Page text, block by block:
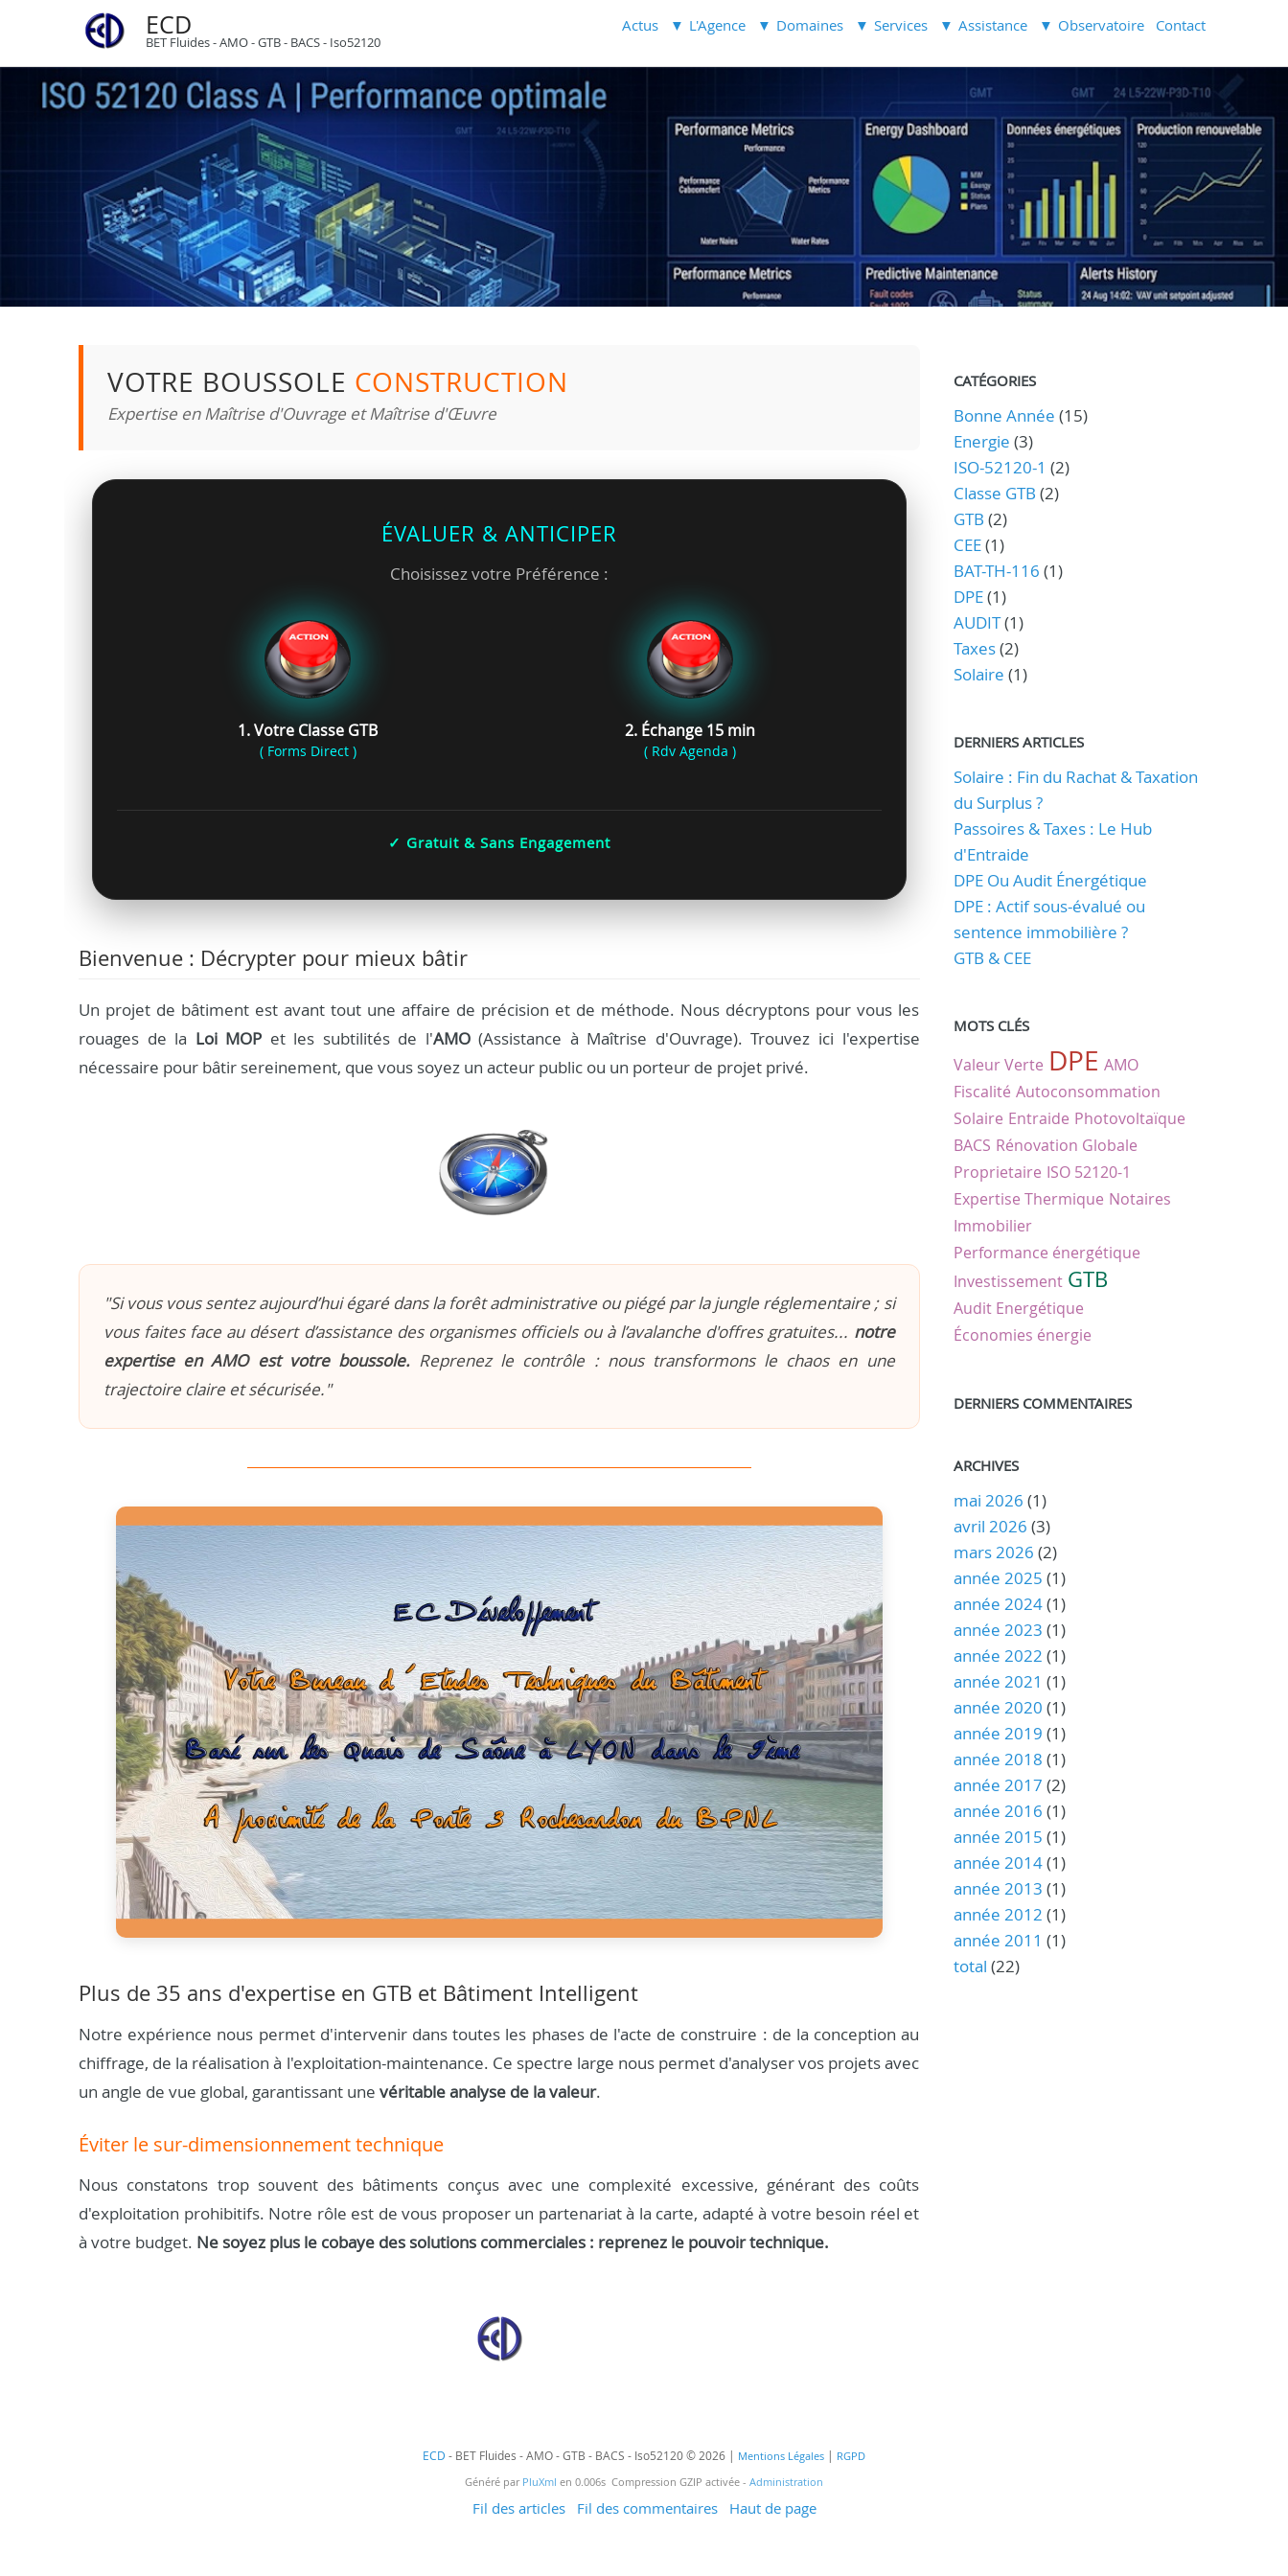
ECD
BET Fluides - AMO - GTB - BACS - Iso52120
Actus L'Agence Domaines Services Assistance Observatoire Contact
VOTRE BOUSSOLE CONSTRUCTION
Expertise en Maîtrise d'Ouvrage et Maîtrise d'Œuvre
ÉVALUER & ANTICIPER
Choisissez votre Préférence :
1. Votre Classe GTB
( Forms Direct )
2. Échange 15 min
( Rdv Agenda )
✓ Gratuit & Sans Engagement
Bienvenue : Décrypter pour mieux bâtir
Un projet de bâtiment est avant tout une affaire de précision et de méthode. Nous décryptons pour vous les
rouages de la Loi MOP et les subtilités de l'AMO(Assistance à Maîtrise d'Ouvrage). Trouvez ici l'expertise
nécessaire pour bâtir sereinement, que vous soyez un acteur public ou un porteur de projet privé.
"Si vous vous sentez aujourd’hui égaré dans la forêt administrative ou piégé par la jungle réglementaire ; si
vous faites face au désert d’assistance des organismes officiels ou à l’avalanche d'offres gratuites... notre
expertise en AMO est votre boussole.Reprenez le contrôle : nous transformons le chaos en une
trajectoire claire et sécurisée."
Plus de 35 ans d'expertise en GTB et Bâtiment Intelligent
Notre expérience nous permet d'intervenir dans toutes les phases de l'acte de construire : de la conception au
chiffrage, de la réalisation à l'exploitation-maintenance. Ce spectre large nous permet d'analyser vos projets avec
un angle de vue global, garantissant une véritable analyse de la valeur.
Éviter le sur-dimensionnement technique
Nous constatons trop souvent des bâtiments conçus avec une complexité excessive, générant des coûts
d'exploitation prohibitifs. Notre rôle est de vous proposer un partenariat à la carte, adapté à votre besoin réel et
à votre budget. Ne soyez plus le cobaye des solutions commerciales : reprenez le pouvoir technique.
CATÉGORIES
Bonne Année (15)
Energie (3)
ISO-52120-1 (2)
Classe GTB (2)
GTB (2)
CEE(1)
BAT-TH-116 (1)
DPE(1)
AUDIT(1)
Taxes(2)
Solaire (1)
DERNIERS ARTICLES
Solaire : Fin du Rachat & Taxation
du Surplus ?
Passoires & Taxes : Le Hub
d'Entraide
DPE Ou Audit Énergétique
DPE : Actif sous-évalué ou
sentence immobilière ?
GTB & CEE
MOTS CLÉS
Valeur Verte DPE AMO
Fiscalité Autoconsommation
Solaire Entraide Photovoltaïque
BACS Rénovation Globale
Proprietaire ISO 52120-1
Expertise Thermique Notaires
Immobilier
Performance énergétique
Investissement GTB
Audit Energétique
Économies énergie
DERNIERS COMMENTAIRES
ARCHIVES
mai 2026 (1)
avril 2026 (3)
mars 2026 (2)
année 2025 (1)
année 2024(1)
année 2023 (1)
année 2022 (1)
année 2021 (1)
année 2020 (1)
année 2019 (1)
année 2018 (1)
année 2017 (2)
année 2016 (1)
année 2015 (1)
année 2014(1)
année 2013 (1)
année 2012 (1)
année 2011 (1)
total (22)
ECD - BET Fluides - AMO - GTB - BACS - Iso52120 © 2026 | Mentions Légales | RGPD
Généré par PluXml en 0.006s Compression GZIP activée - Administration
Fil des articles Fil des commentaires Haut de page